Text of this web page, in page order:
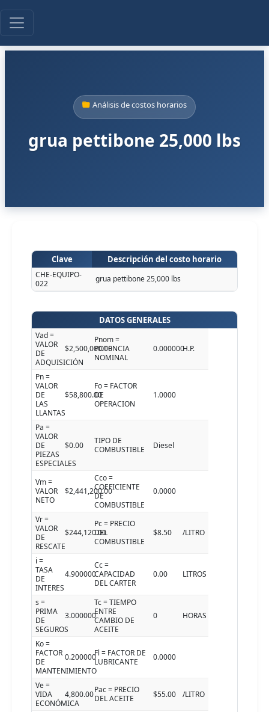
Análisis de costos horarios
grua pettibone 25,000 lbs
Clave Descripción del costo horario
CHE-EQUIPO-
022
grua pettibone 25,000 lbs
DATOS GENERALES
Vad =
VALOR
DE
ADQUISICIÓN
$2,500,000.00
Pnom =
POTENCIA
NOMINAL
0.000000H.P.
Pn =
VALOR
DE
LAS
LLANTAS
$58,800.00
Fo = FACTOR
DE
OPERACION
1.0000
Pa =
VALOR
DE
PIEZAS
ESPECIALES
$0.00
TIPO DE
COMBUSTIBLE
Diesel
Vm =
VALOR
NETO
$2,441,200.00
Cco =
COEFICIENTE
DE
COMBUSTIBLE
0.0000
Vr =
VALOR
DE
RESCATE
$244,120.00
Pc = PRECIO
DEL
COMBUSTIBLE
$8.50 /LITRO
i =
TASA
DE
INTERES
4.900000
Cc =
CAPACIDAD
DEL CARTER
0.00 LITROS
s =
PRIMA
DE
SEGUROS
3.000000
Tc = TIEMPO
ENTRE
CAMBIO DE
ACEITE
0 HORAS
Ko =
FACTOR
DE
MANTENIMIENTO
0.200000Fl = FACTOR DE
LUBRICANTE
0.0000
Ve =
VIDA
ECONÓMICA
4,800.00Pac = PRECIO
DEL ACEITE
$55.00 /LITRO